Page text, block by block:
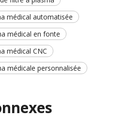
médical automatisée
médical en fonte
médical CNC
médicale personnalisée